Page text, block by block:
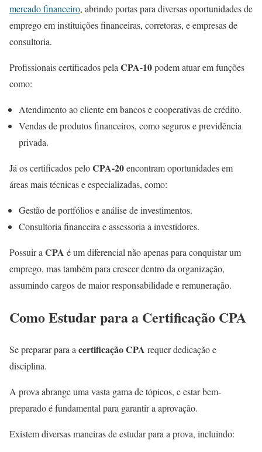
mercado financeiro, abrindo portas para diversas oportunidades de
emprego em instituições financeiras, corretoras, e empresas de
consultoria.
Profissionais certificados pelaCPA-10podem atuar em funções
como:
Atendimento ao cliente em bancos e cooperativas de crédito.
Vendas de produtos financeiros, como seguros e previdência
privada.
Já os certificados peloCPA-20encontram oportunidades em
áreas mais técnicas e especializadas, como:
Gestão de portfólios e análise de investimentos.
Consultoria financeira e assessoria a investidores.
Possuir aCPA é um diferencial não apenas para conquistar um
emprego, mas também para crescer dentro da organização,
assumindo cargos de maior responsabilidade e remuneração.
Como Estudar para a Certificação CPA
Se preparar para acertificação CPA requer dedicação e
disciplina.
A prova abrange uma vasta gama de tópicos, e estar bem-
preparado é fundamental para garantir a aprovação.
Existem diversas maneiras de estudar para a prova, incluindo: